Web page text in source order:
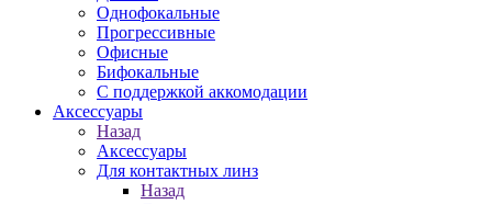
Однофокальные
Прогрессивные
Офисные
Бифокальные
С поддержкой аккомодации
Аксессуары
Назад
Аксессуары
Для контактных линз
Назад